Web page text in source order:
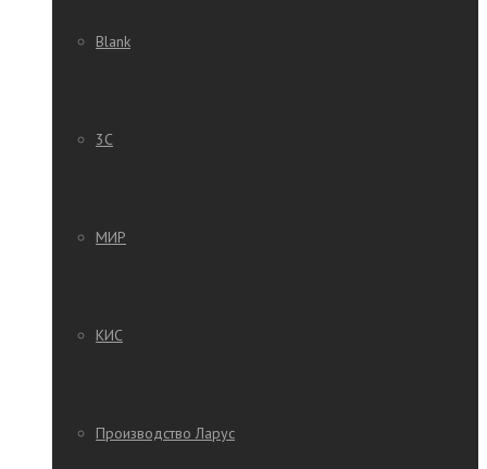
Blank
3C
МИР
КИС
Производство Ларус